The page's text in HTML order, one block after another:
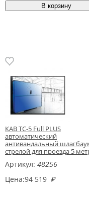
КАВ ТС-5 Full PLUS
автоматический
антивандальный
стрелой для проезда 5
Артикул: 48256
Цена:94 519 ₽